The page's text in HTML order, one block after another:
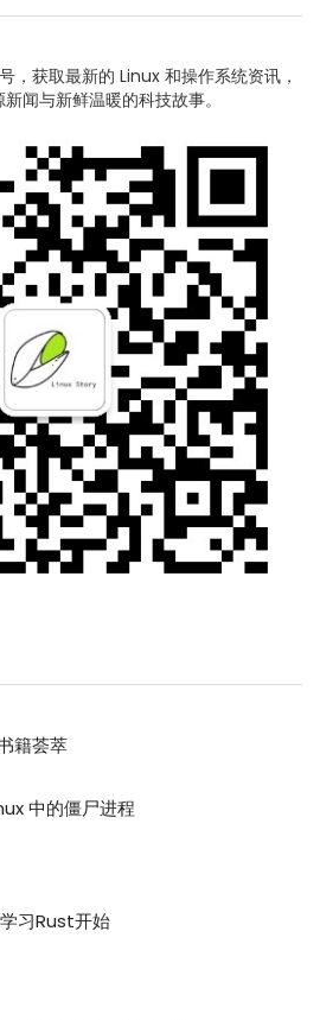
，获取最新的 Linux 和操作系统资讯，
闻与新鲜温暖的科技故事。
籍荟萃
中的僵尸进程
习Rust开始